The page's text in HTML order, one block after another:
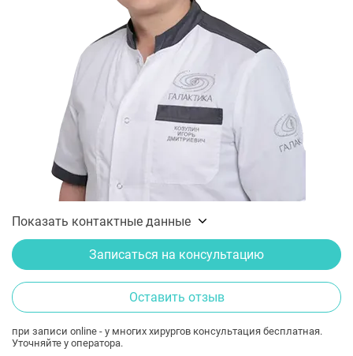
Показать контактные данные
Записаться на консультацию
Оставить отзыв
при записи online - у многих хирургов консультация бесплатная.
Уточняйте у оператора.